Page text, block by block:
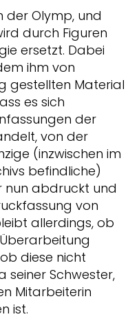
der Olymp, und
durch Figuren
ersetzt. Dabei
ihm von
gestellten Material
es sich
der
von der
(inzwischen im
befindliche)
nun abdruckt und
von
allerdings, ob
diese nicht
seiner Schwester,
Mitarbeiterin
ist.